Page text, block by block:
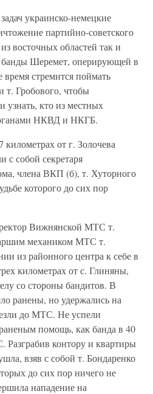
украинско-немецкие
партийно-советского
восточных областей так и
банды Шеремет, оперирующей в
стремится поймать
т. Гробового, чтобы
узнать, кто из местных
НКВД и НКГБ.
от г. Золочева
с собой секретаря
члена ВКП (б), т. Хуторного
которого до сих пор
Вижнянской МТС т.
механиком МТС т.
из районного центра к себе в
километрах от с. Глиняны,
со стороны бандитов. В
ранены, но удержались на
до МТС. Не успели
помощь, как банда в 40
Разграбив контору и квартиры
взяв с собой т. Бондаренко
до сих пор ничего не
нападение на